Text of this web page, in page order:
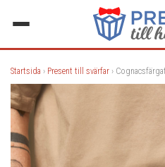
Startsida › Present till svärfar ›